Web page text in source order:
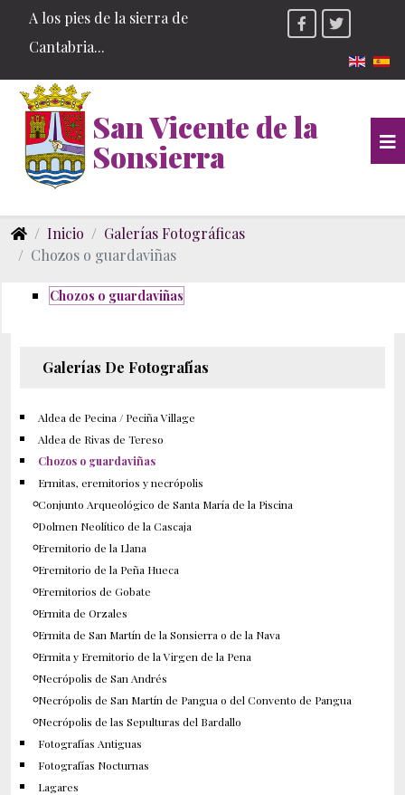
A los pies de la sierra de
Cantabria...
San Vicente de la
Sonsierra
Inicio
Galerías Fotográficas
Chozos o guardaviñas
Chozos o guardaviñas
Galerías De Fotografías
Aldea de Pecina / Peciña Village
Aldea de Rivas de Tereso
Chozos o guardaviñas
Ermitas, eremitorios y necrópolis
Conjunto Arqueológico de Santa María de la Piscina
Dolmen Neolítico de la Cascaja
Eremitorio de la Llana
Eremitorio de la Peña Hueca
Eremitorios de Gobate
Ermita de Orzales
Ermita de San Martín de la Sonsierra o de la Nava
Ermita y Eremitorio de la Virgen de la Pena
Necrópolis de San Andrés
Necrópolis de San Martín de Pangua o del Convento de Pangua
Necrópolis de las Sepulturas del Bardallo
Fotografías Antiguas
Fotografías Nocturnas
Lagares